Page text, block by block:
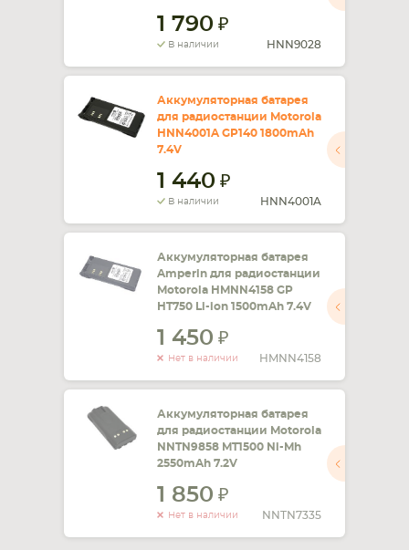
1 790
В наличии HNN9028
Аккумуляторная батарея
для радиостанции Motorola
HNN4001A GP140 1800mAh
7.4V
1 440
В наличии HNN4001A
Аккумуляторная батарея
Amperin для радиостанции
Motorola HMNN4158 GP
HT750 Li-ion 1500mAh 7.4V
1 450
Нет в наличии HMNN4158
Аккумуляторная батарея
для радиостанции Motorola
NNTN9858 MT1500 Ni-Mh
2550mAh 7.2V
1 850
Нет в наличии NNTN7335